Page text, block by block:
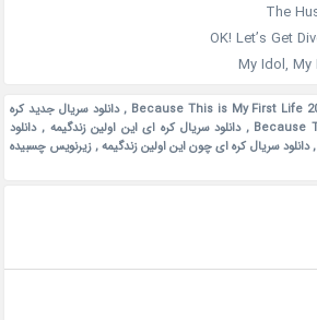
,دانلود سریال جدید کره
,دانلود سریال کره ای این اولین زندگیمه ,دانلود
,دانلود سریال کره ای چون این اولین زندگیمه,زیرنویس چسبیده